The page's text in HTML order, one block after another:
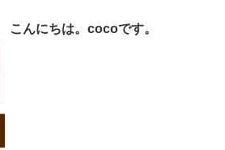
こんにちは。cocoです。